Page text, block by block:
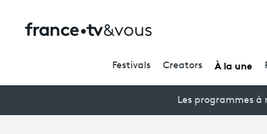
Festivals Creators À la une
Les programmes à